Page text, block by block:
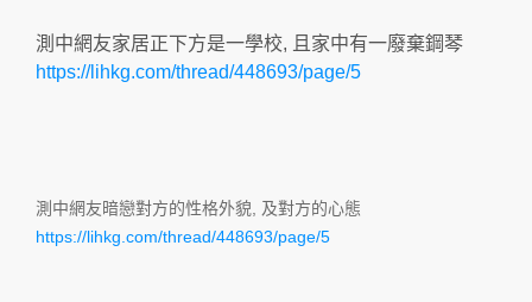
測中網友家居正下方是一學校, 且家中有一廢棄鋼琴
https://lihkg.com/thread/448693/page/5
測中網友暗戀對方的性格外貌, 及對方的心態
https://lihkg.com/thread/448693/page/5